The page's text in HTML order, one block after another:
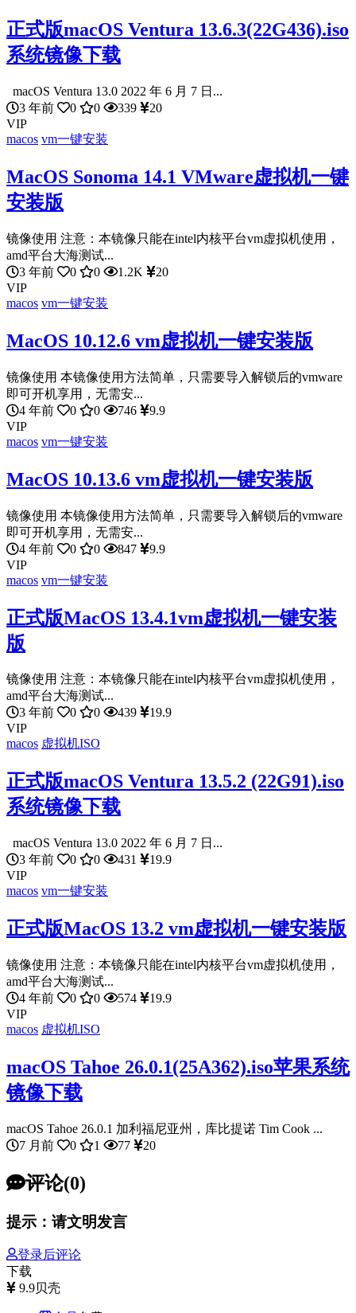
正式版macOS Ventura 13.6.3(22G436).iso
系统镜像下载
macOS Ventura 13.0 2022 年 6 月 7 日...
3 年前
0 0 339
20
VIP
macos vm一键安装
MacOS Sonoma 14.1 VMware虚拟机一键
安装版
镜像使用 注意：本镜像只能在intel内核平台vm虚拟机使用，
amd平台大海测试...
3 年前
0 0 1.2K
20
VIP
macos vm一键安装
MacOS 10.12.6 vm虚拟机一键安装版
镜像使用 本镜像使用方法简单，只需要导入解锁后的vmware
即可开机享用，无需安...
4 年前
0 0 746
9.9
VIP
macos vm一键安装
MacOS 10.13.6 vm虚拟机一键安装版
镜像使用 本镜像使用方法简单，只需要导入解锁后的vmware
即可开机享用，无需安...
4 年前
0 0 847
9.9
VIP
macos vm一键安装
正式版MacOS 13.4.1vm虚拟机一键安装
版
镜像使用 注意：本镜像只能在intel内核平台vm虚拟机使用，
amd平台大海测试...
3 年前
0 0 439
19.9
VIP
macos 虚拟机ISO
正式版macOS Ventura 13.5.2 (22G91).iso
系统镜像下载
macOS Ventura 13.0 2022 年 6 月 7 日...
3 年前
0 0 431
19.9
VIP
macos vm一键安装
正式版MacOS 13.2 vm虚拟机一键安装版
镜像使用 注意：本镜像只能在intel内核平台vm虚拟机使用，
amd平台大海测试...
4 年前
0 0 574
19.9
VIP
macos 虚拟机ISO
macOS Tahoe 26.0.1(25A362).iso苹果系统
镜像下载
macOS Tahoe 26.0.1 加利福尼亚州，库比提诺 Tim Cook ...
7 月前
0 1 77 20
评论(0)
提示：请文明发言
登录后评论
下载
9.9贝壳